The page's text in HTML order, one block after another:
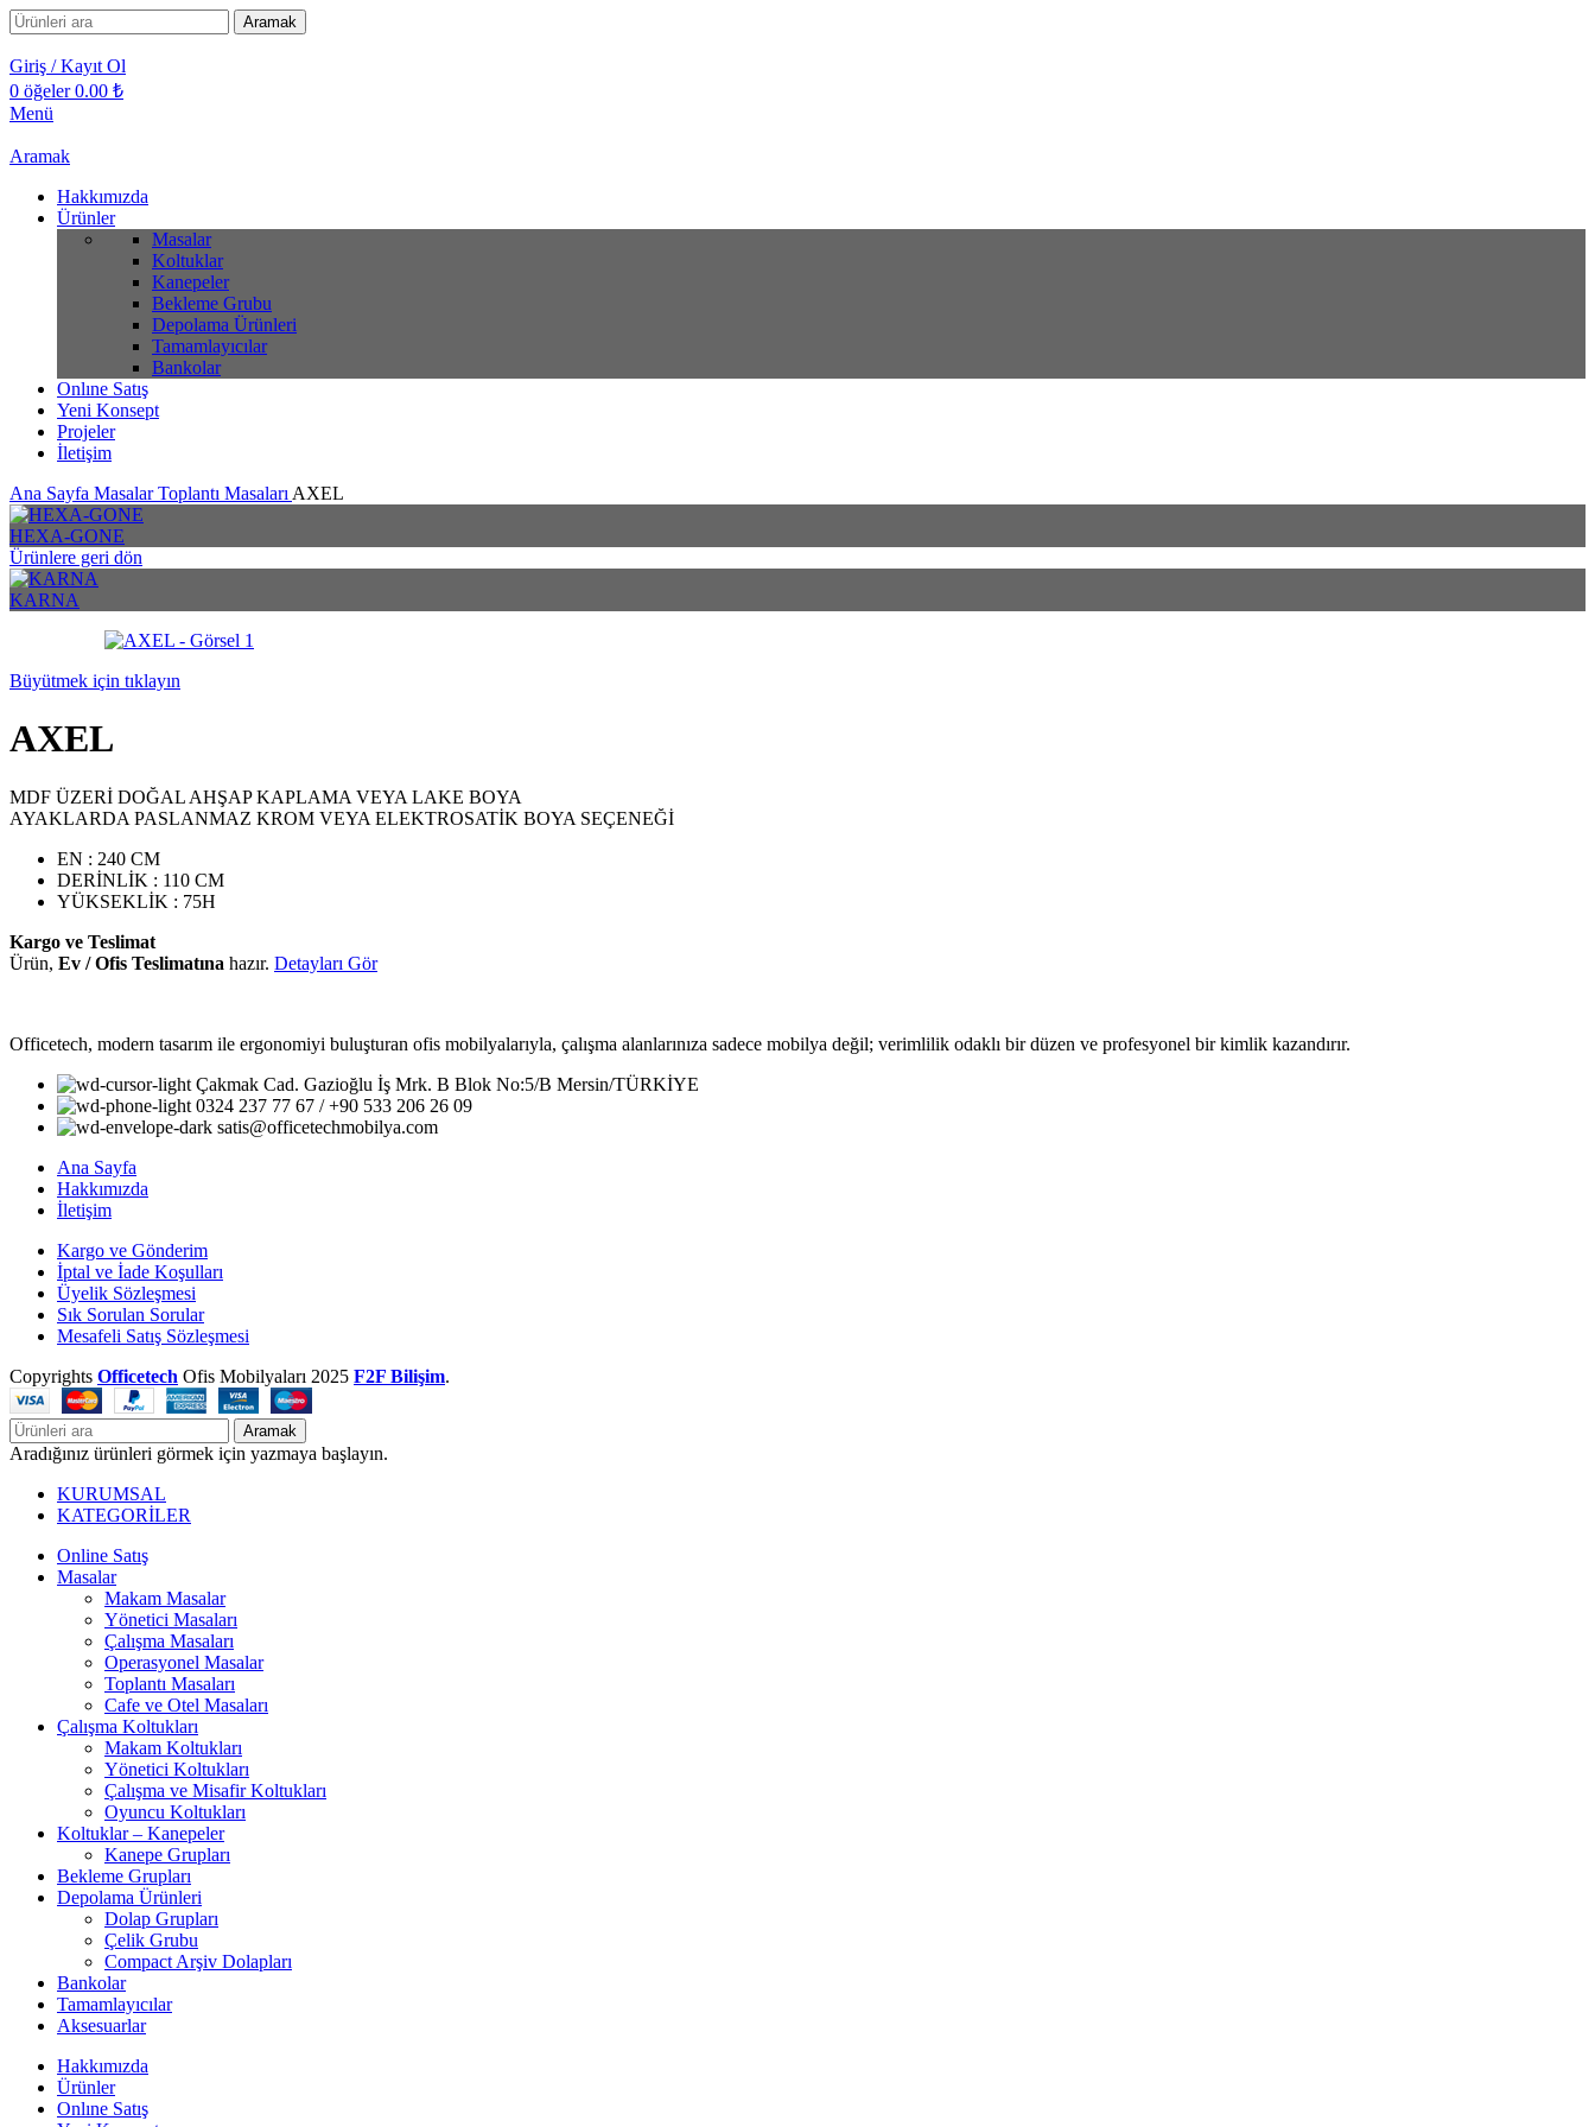
Aramak
Giriş / Kayıt Ol
0 öğeler 0.00 ₺
Menü
Aramak
Hakkımızda
Ürünler
Masalar
Koltuklar
Kanepeler
Bekleme Grubu
Depolama Ürünleri
Tamamlayıcılar
Bankolar
Onlıne Satış
Yeni Konsept
Projeler
İletişim
Ana Sayfa MasalarToplantı Masaları AXEL
HEXA-GONE
Ürünlere geri dön
KARNA
Büyütmek için tıklayın
AXEL
MDF ÜZERİ DOĞAL AHŞAP KAPLAMA VEYA LAKE BOYA
AYAKLARDA PASLANMAZ KROM VEYA ELEKTROSATİK BOYA SEÇENEĞİ
EN : 240 CM
DERİNLİK : 110 CM
YÜKSEKLİK : 75H
Kargo ve Teslimat
Ürün, Ev / Ofis Teslimatına hazır. Detayları Gör
Officetech, modern tasarım ile ergonomiyi buluşturan ofis mobilyalarıyla, çalışma alanlarınıza sadece mobilya değil; verimlilik odaklı bir düzen ve profesyonel bir kimlik kazandırır.
Çakmak Cad. Gazioğlu İş Mrk. B Blok No:5/B Mersin/TÜRKİYE
0324 237 77 67 / +90 533 206 26 09
satis@officetechmobilya.com
Ana Sayfa
Hakkımızda
İletişim
Kargo ve Gönderim
İptal ve İade Koşulları
Üyelik Sözleşmesi
Sık Sorulan Sorular
Mesafeli Satış Sözleşmesi
Copyrights Officetech Ofis Mobilyaları 2025 F2F Bilişim.
Aramak
Aradığınız ürünleri görmek için yazmaya başlayın.
KURUMSAL
KATEGORİLER
Online Satış
Masalar
Makam Masalar
Yönetici Masaları
Çalışma Masaları
Operasyonel Masalar
Toplantı Masaları
Cafe ve Otel Masaları
Çalışma Koltukları
Makam Koltukları
Yönetici Koltukları
Çalışma ve Misafir Koltukları
Oyuncu Koltukları
Koltuklar – Kanepeler
Kanepe Grupları
Bekleme Grupları
Depolama Ürünleri
Dolap Grupları
Çelik Grubu
Compact Arşiv Dolapları
Bankolar
Tamamlayıcılar
Aksesuarlar
Hakkımızda
Ürünler
Onlıne Satış